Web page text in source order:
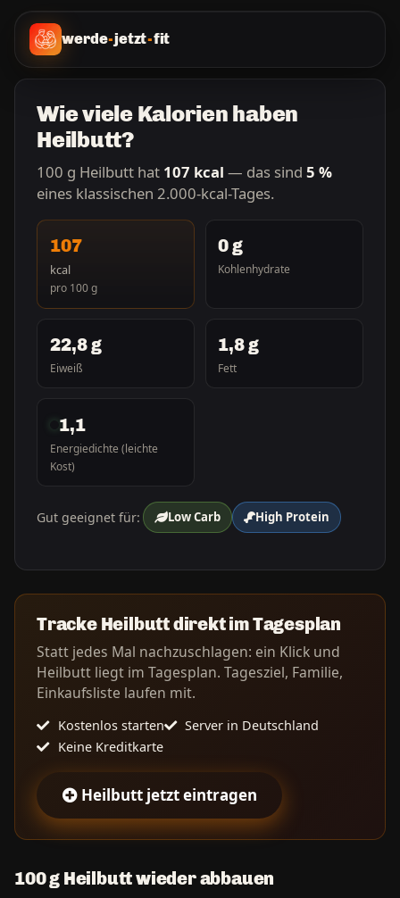
werde-jetzt-fit
Wie viele Kalorien haben
Heilbutt?
100 g Heilbutt hat 107 kcal — das sind 5 %
eines klassischen 2.000-kcal-Tages.
107
kcal
pro 100 g
0 g
Kohlenhydrate
22,8 g
Eiweiß
1,8 g
Fett
1,1
Energiedichte (leichte
Kost)
Gut geeignet für: Low Carb High Protein
Tracke Heilbutt direkt im Tagesplan
Statt jedes Mal nachzuschlagen: ein Klick und
Heilbutt liegt im Tagesplan. Tagesziel, Familie,
Einkaufsliste laufen mit.
Kostenlos starten
Server in Deutschland
Keine Kreditkarte
Heilbutt jetzt eintragen
100 g Heilbutt wieder abbauen